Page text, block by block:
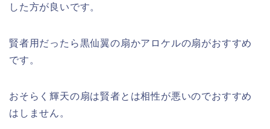
した方が良いです。
賢者用だったら黒仙翼の扇かアロケルの扇がおすすめ
です。
おそらく輝天の扇は賢者とは相性が悪いのでおすすめ
はしません。